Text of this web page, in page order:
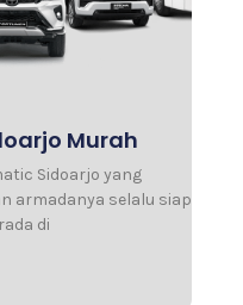
Murah
Sidoarjo yang
armadanya selalu siap
di